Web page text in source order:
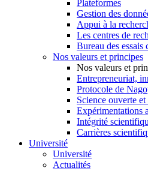
Plateformes
Gestion des
Appui à la
Les centres de
Bureau des essais
Nos valeurs et principes
Nos valeurs et
Entrepreneuriat,
Protocole de
Science ouverte
Expérimentations
Intégrité
Carrières
Université
Université
Actualités